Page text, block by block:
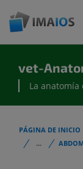
vet-
La anatomía
PÁGINA DE INICIO
...